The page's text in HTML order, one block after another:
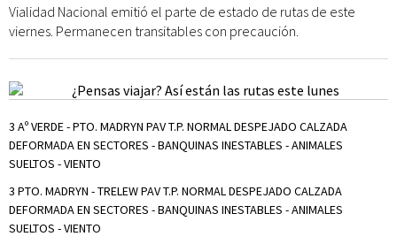
Vialidad Nacional emitió el parte de estado de rutas de este
viernes. Permanecen transitables con precaución.
3 Aº VERDE - PTO. MADRYN PAV T.P. NORMAL DESPEJADO CALZADA
DEFORMADA EN SECTORES - BANQUINAS INESTABLES - ANIMALES
SUELTOS - VIENTO
3 PTO. MADRYN - TRELEW PAV T.P. NORMAL DESPEJADO CALZADA
DEFORMADA EN SECTORES - BANQUINAS INESTABLES - ANIMALES
SUELTOS - VIENTO